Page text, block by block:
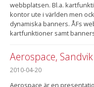
webbplatsen. Bl.a.
kontor ute i världen men
dynamiska banners. ÅFs
kartfunktioner samt
Aerospace,
2010-04-20
Aerospace är en